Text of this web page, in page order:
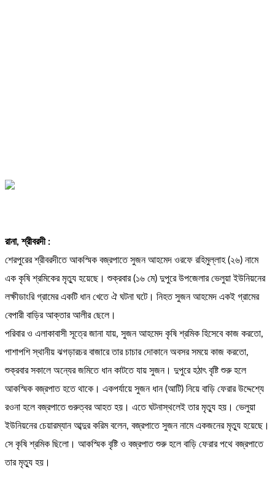
রানা, শ্রীবরদী :
শেরপুরের শ্রীবরদীতে আকস্মিক বজ্রপাতে সুজন আহমেদ ওরফে রহিমুল্লাহ (২৬) নামে
এক কৃষি শ্রমিকের মৃত্যু হয়েছে। শুক্রবার (১৬ মে) দুপুরে উপজেলার ভেলুয়া ইউনিয়নের
লক্ষীডাংরি গ্রামের একটি ধান খেতে ঐ ঘটনা ঘটে। নিহত সুজন আহমেদ একই গ্রামের
বেপারী বাড়ির আক্তার আলীর ছেলে।
পরিবার ও এলাকাবাসী সূত্রে জানা যায়, সুজন আহমেদ কৃষি শ্রমিক হিসেবে কাজ করতো,
পাশাপশি স্থানীয় ঝগড়ারচর বাজারে তার চাচার দোকানে অবসর সময়ে কাজ করতো,
শুক্রবার সকালে অন্যের জমিতে ধান কাটতে যায় সুজন। দুপুরে হঠাৎ বৃষ্টি শুরু হলে
আকস্মিক বজ্রপাত হতে থাকে। একপর্যায়ে সুজন ধান (আটি) নিয়ে বাড়ি ফেরার উদ্দেশ্যে
রওনা হলে বজ্রপাতে গুরুত্বর আহত হয়। এতে ঘটনাস্থলেই তার মৃত্যু হয়। ভেলুয়া
ইউনিয়নের চেয়ারম্যান আব্দুর করিম বলেন, বজ্রপাতে সুজন নামে একজনের মৃত্যু হয়েছে।
সে কৃষি শ্রমিক ছিলো। আকস্মিক বৃষ্টি ও বজ্রপাত শুরু হলে বাড়ি ফেরার পথে বজ্রপাতে
তার মৃত্যু হয়।